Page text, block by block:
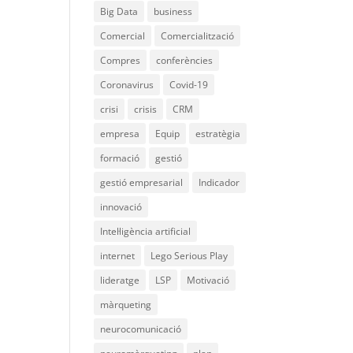
Big Data
business
Comercial
Comercialització
Compres
conferències
Coronavirus
Covid-19
crisi
crisis
CRM
empresa
Equip
estratègia
formació
gestió
gestió empresarial
Indicador
innovació
Intel·ligència artificial
internet
Lego Serious Play
lideratge
LSP
Motivació
màrqueting
neurocomunicació